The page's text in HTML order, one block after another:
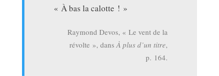
« À bas la calotte ! »
Raymond Devos, « Le vent de la
révolte », dansÀ plus d’un titre,
p. 164.